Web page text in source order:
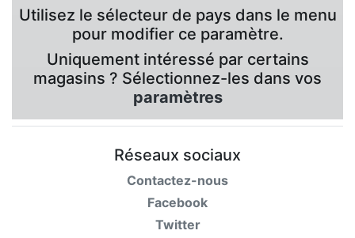
Utilisez le sélecteur de pays dans le menu
pour modifier ce paramètre.
Uniquement intéressé par certains
magasins ? Sélectionnez-les dans vos
paramètres
Réseaux sociaux
Contactez-nous
Facebook
Twitter